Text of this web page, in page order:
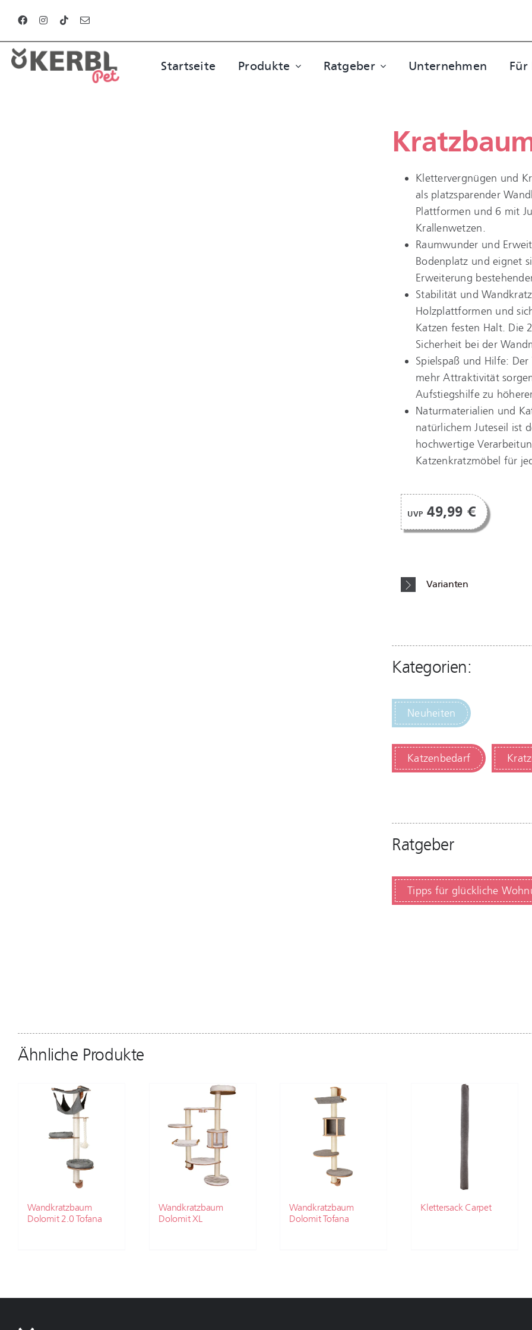
Inhalt
springen
Startseite Produkte Ratgeber Unternehmen Für
Klettervergnügen und
als platzsparender
Plattformen und 6 mit
Krallenwetzen.
Raumwunder und
Bodenplatz und eignet
Erweiterung
Stabilität und
Holzplattformen und
Katzen festen Halt. Die
Sicherheit bei der
Spielspaß und Hilfe:
mehr Attraktivität
Aufstiegshilfe zu
Naturmaterialien und
natürlichem Juteseil ist
hochwertige
Katzenkratzmöbel für
UVP 49,99 €
Varianten
Kategorien:
Neuheiten
Katzenbedarf
Ratgeber
Tipps für glückliche
Ähnliche Produkte
Wandkratzbaum
Dolomit 2.0 Tofana
Wandkratzbaum
Dolomit XL
Wandkratzbaum
Dolomit Tofana
Klettersack Carpet